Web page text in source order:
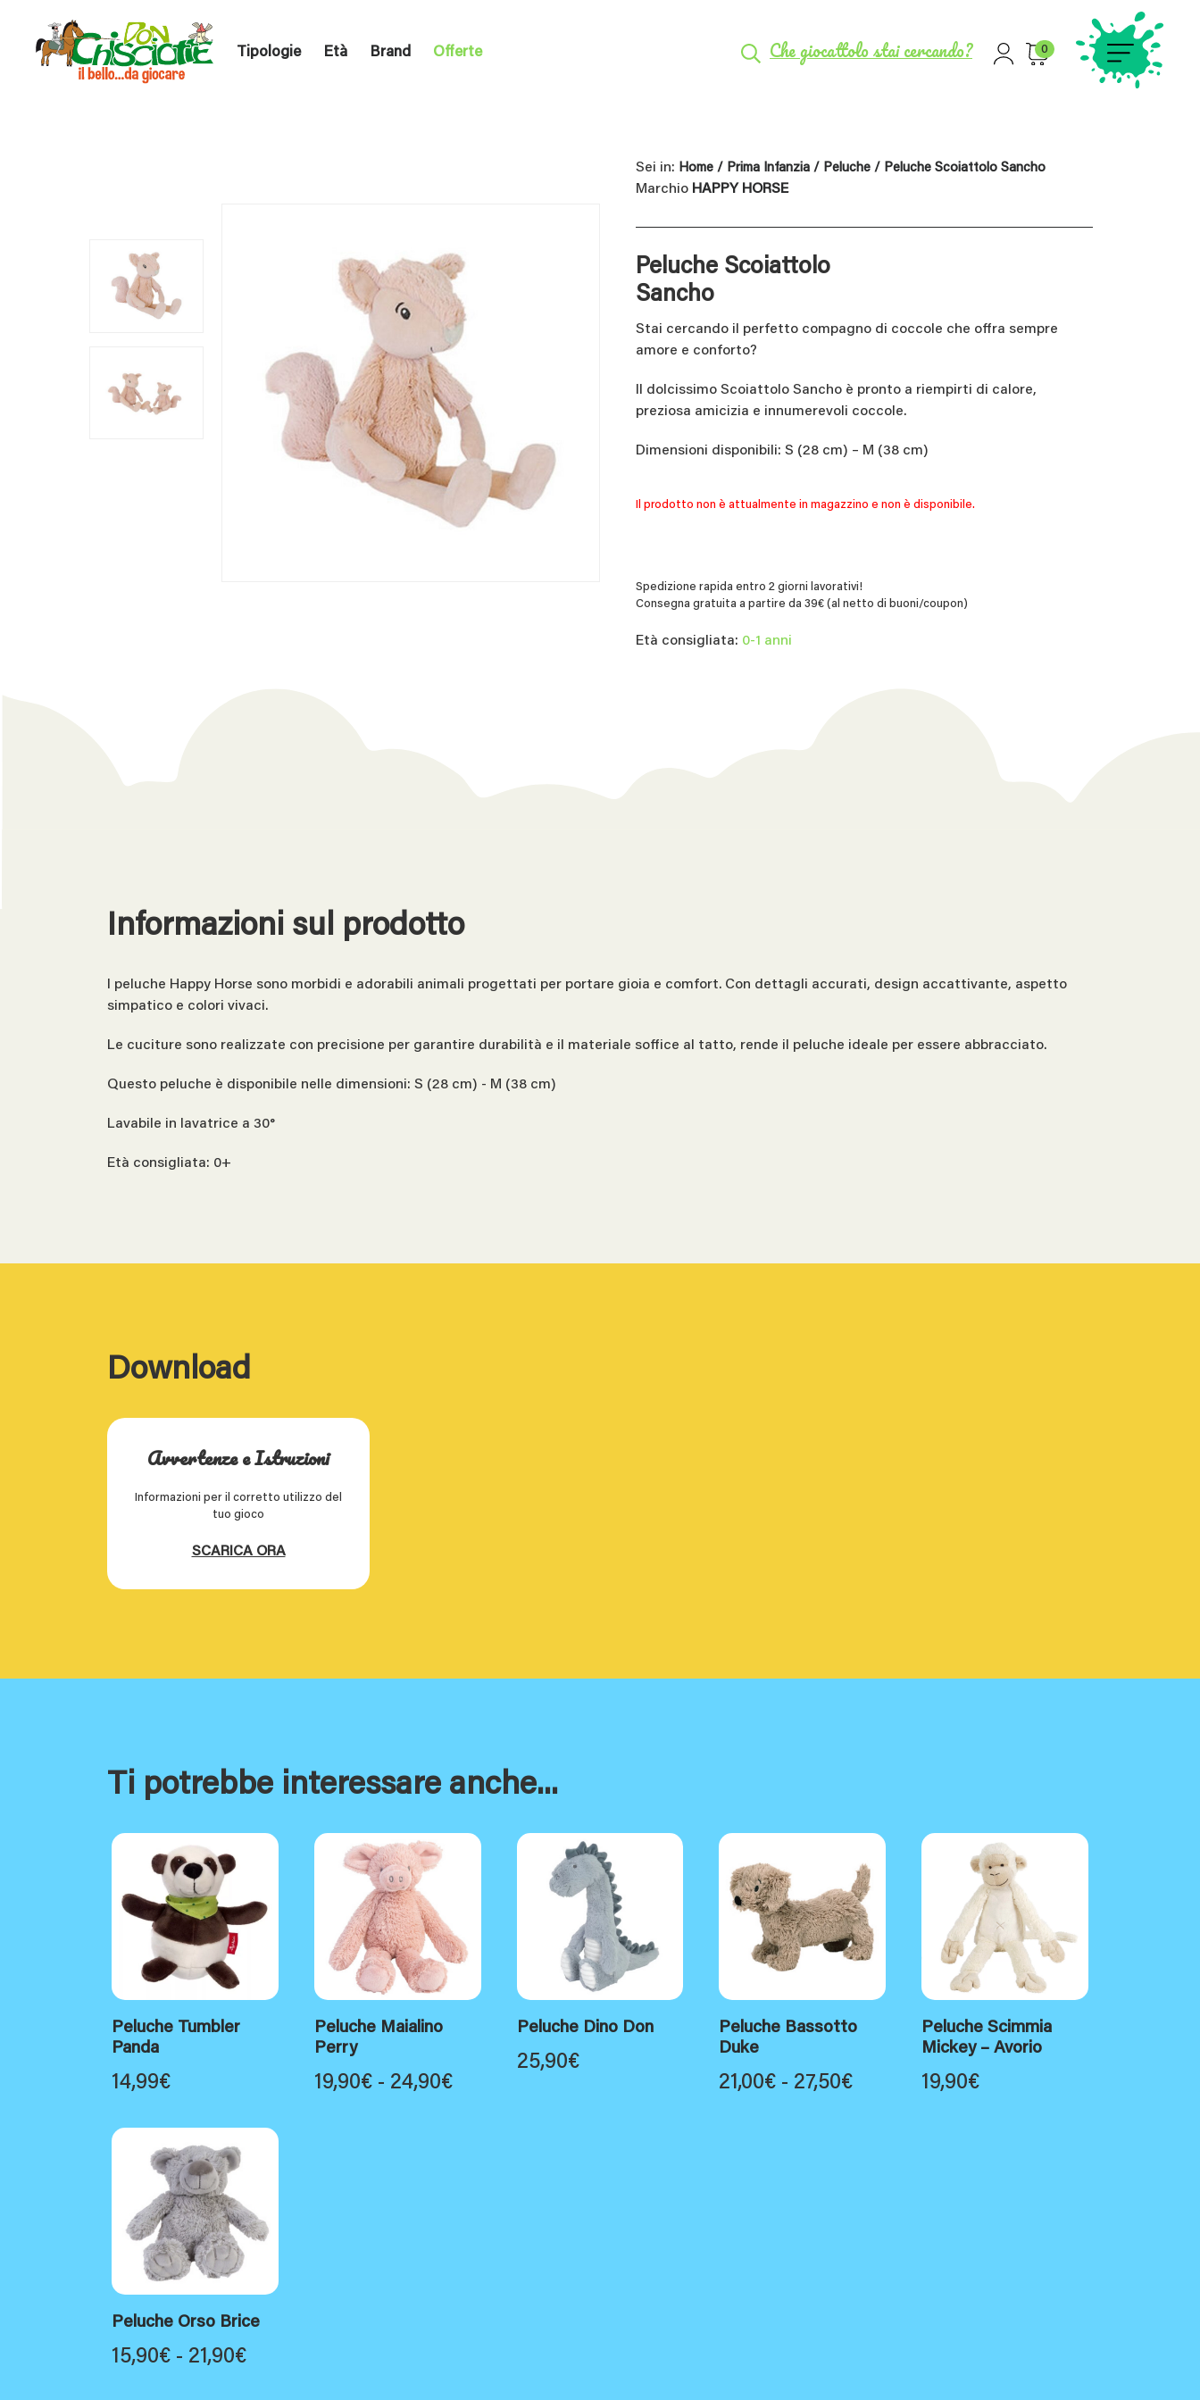
Tipologie Età Brand Offerte Che giocattolo stai cercando? 0
Sei in: Home / Prima Infanzia / Peluche / Peluche Scoiattolo Sancho
Marchio HAPPY HORSE
Peluche Scoiattolo
Sancho
Stai cercando il perfetto compagno di coccole che offra sempre
amore e conforto?
Il dolcissimo Scoiattolo Sancho è pronto a riempirti di calore,
preziosa amicizia e innumerevoli coccole.
Dimensioni disponibili: S (28 cm) – M (38 cm)
Il prodotto non è attualmente in magazzino e non è disponibile.
Spedizione rapida entro 2 giorni lavorativi!
Consegna gratuita a partire da 39€ (al netto di buoni/coupon)
Età consigliata: 0-1 anni
Informazioni sul prodotto
I peluche Happy Horse sono morbidi e adorabili animali progettati per portare gioia e comfort. Con dettagli accurati, design accattivante, aspetto
simpatico e colori vivaci.
Le cuciture sono realizzate con precisione per garantire durabilità e il materiale soffice al tatto, rende il peluche ideale per essere abbracciato.
Questo peluche è disponibile nelle dimensioni: S (28 cm) - M (38 cm)
Lavabile in lavatrice a 30°
Età consigliata: 0+
Download
Avvertenze e Istruzioni
Informazioni per il corretto utilizzo del
tuo gioco
SCARICA ORA
Ti potrebbe interessare anche...
Peluche Tumbler
Panda
14,99€
Peluche Maialino
Perry
19,90€ - 24,90€Fascia
Peluche Dino Don
25,90€
Peluche Bassotto
Duke
21,00€ - 27,50€Fascia
Peluche Scimmia
Mickey – Avorio
19,90€
Peluche Orso Brice
15,90€ - 21,90€Fascia